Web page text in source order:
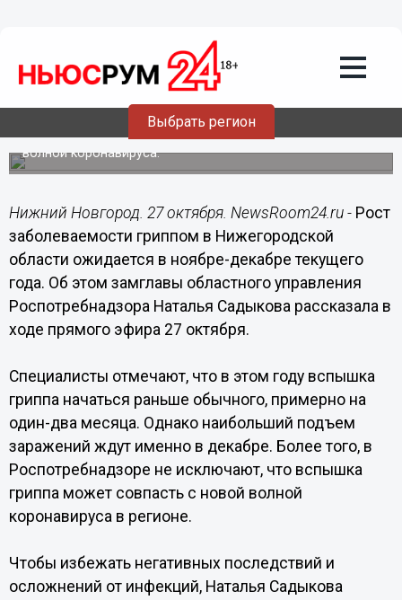
Выбрать регион
27.10.202216:19
Ранняя вспышка гриппа ожидается в
Нижегородской области
Подъем заболеваемости может совпасть с новой
волной коронавируса.
Нижний Новгород. 27 октября. NewsRoom24.ru - Рост
заболеваемости гриппом в Нижегородской
области ожидается в ноябре-декабре текущего
года. Об этом замглавы областного управления
Роспотребнадзора Наталья Садыкова рассказала в
ходе прямого эфира 27 октября.
Специалисты отмечают, что в этом году вспышка
гриппа начаться раньше обычного, примерно на
один-два месяца. Однако наибольший подъем
заражений ждут именно в декабре. Более того, в
Роспотребнадзоре не исключают, что вспышка
гриппа может совпасть с новой волной
коронавируса в регионе.
Чтобы избежать негативных последствий и
осложнений от инфекций, Наталья Садыкова